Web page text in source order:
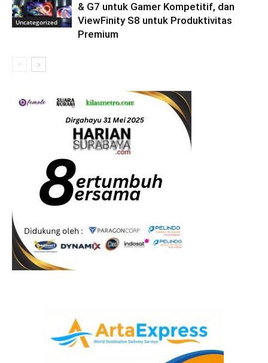
Uncategorized
& G7 untuk Gamer Kompetitif, dan
ViewFinity S8 untuk Produktivitas
Premium